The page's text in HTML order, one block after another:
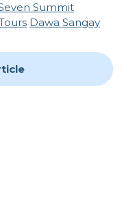
Summit
Dawa Sangay